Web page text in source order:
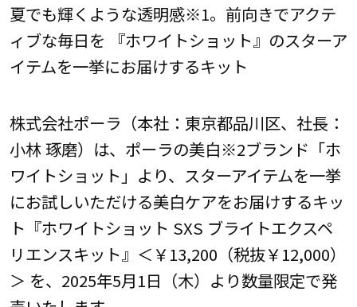
夏でも輝くような透明感※1。前向きでアクテ
ィブな毎日を 『ホワイトショット』のスターア
イテムを一挙にお届けするキット
株式会社ポーラ（本社：東京都品川区、社長：
小林 琢磨）は、ポーラの美白※2ブランド「ホ
ワイトショット」より、スターアイテムを一挙
にお試しいただける美白ケアをお届けするキッ
ト『ホワイトショット SXS ブライトエクスペ
リエンスキット』＜￥13,200（税抜￥12,000）
＞ を、2025年5月1日（木）より数量限定で発